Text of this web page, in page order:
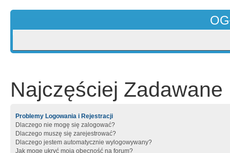
Najczęściej Zadawane
Problemy Logowania i Rejestracji
Dlaczego nie mogę się zalogować?
Dlaczego muszę się zarejestrować?
Dlaczego jestem automatycznie wylogowywany?
Jak mogę ukryć moją obecność na forum?